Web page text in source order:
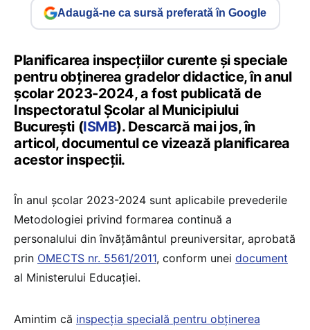
Adaugă-ne ca sursă preferată în Google
Planificarea inspecțiilor curente și speciale
pentru obținerea gradelor didactice, în anul
școlar 2023-2024, a fost publicată de
Inspectoratul Școlar al Municipiului
București (ISMB). Descarcă mai jos, în
articol, documentul ce vizează planificarea
acestor inspecții.
În anul școlar 2023-2024 sunt aplicabile prevederile
Metodologiei privind formarea continuă a
personalului din învăţământul preuniversitar, aprobată
prin OMECTS nr. 5561/2011, conform unei document
al Ministerului Educației.
Amintim că inspecția specială pentru obținerea